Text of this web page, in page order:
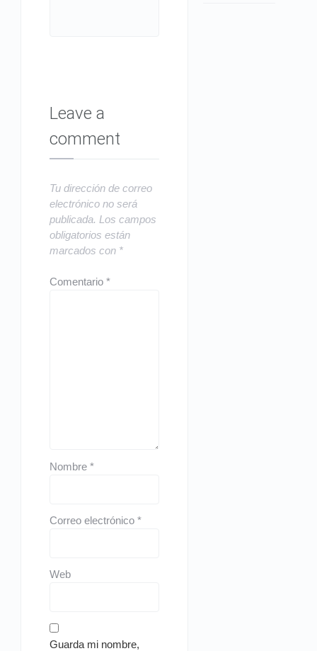
Leave a
comment
Tu dirección de correo
electrónico no será
publicada. Los campos
obligatorios están
marcados con *
Comentario*
Nombre*
Correo electrónico*
Web
Guarda mi nombre,